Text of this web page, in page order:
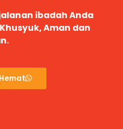
ibadah Anda
Aman dan